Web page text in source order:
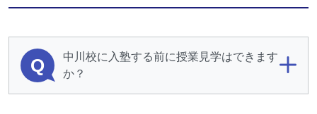
Q
中川校に入塾する前に授業見学はできます
か？